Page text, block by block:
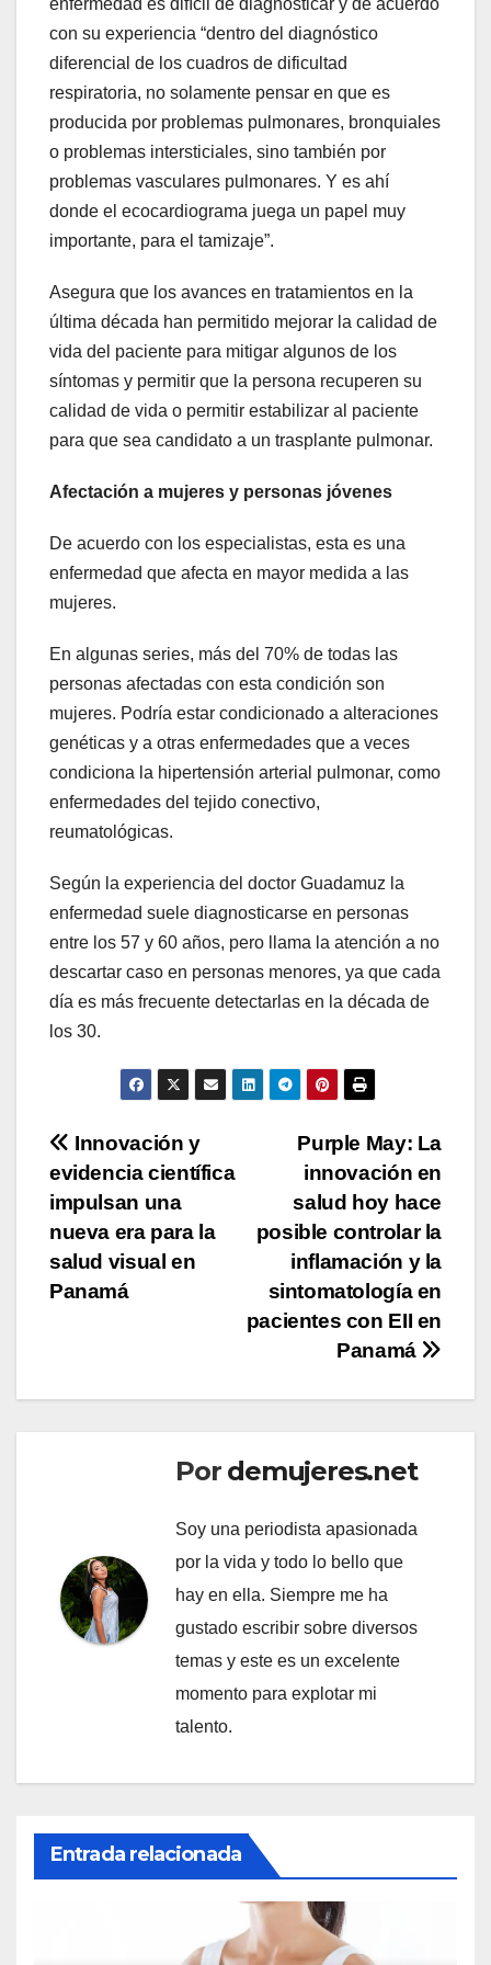
enfermedad es difícil de diagnosticar y de acuerdo
con su experiencia “dentro del diagnóstico
diferencial de los cuadros de dificultad
respiratoria, no solamente pensar en que es
producida por problemas pulmonares, bronquiales
o problemas intersticiales, sino también por
problemas vasculares pulmonares. Y es ahí
donde el ecocardiograma juega un papel muy
importante, para el tamizaje”.
Asegura que los avances en tratamientos en la
última década han permitido mejorar la calidad de
vida del paciente para mitigar algunos de los
síntomas y permitir que la persona recuperen su
calidad de vida o permitir estabilizar al paciente
para que sea candidato a un trasplante pulmonar.
Afectación a mujeres y personas jóvenes
De acuerdo con los especialistas, esta es una
enfermedad que afecta en mayor medida a las
mujeres.
En algunas series, más del 70% de todas las
personas afectadas con esta condición son
mujeres. Podría estar condicionado a alteraciones
genéticas y a otras enfermedades que a veces
condiciona la hipertensión arterial pulmonar, como
enfermedades del tejido conectivo,
reumatológicas.
Según la experiencia del doctor Guadamuz la
enfermedad suele diagnosticarse en personas
entre los 57 y 60 años, pero llama la atención a no
descartar caso en personas menores, ya que cada
día es más frecuente detectarlas en la década de
los 30.
Navegación
de
entradas
Purple May: La
innovación en
salud hoy hace
posible controlar la
inflamación y la
sintomatología en
pacientes con EII en
Panamá
Innovación y
evidencia científica
impulsan una
nueva era para la
salud visual en
Panamá
Por demujeres.net
Soy una periodista apasionada
por la vida y todo lo bello que
hay en ella. Siempre me ha
gustado escribir sobre diversos
temas y este es un excelente
momento para explotar mi
talento.
Entrada relacionada